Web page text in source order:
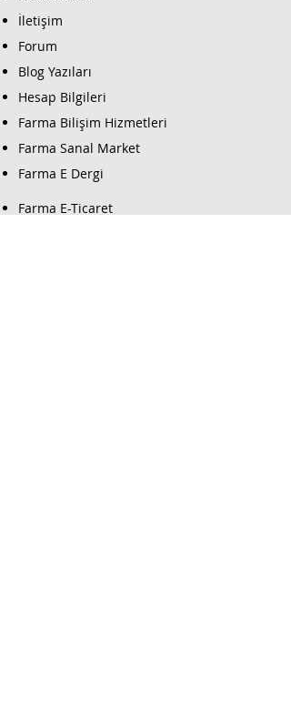
İletişim
Forum
Blog Yazıları
Hesap Bilgileri
Farma Bilişim Hizmetleri
Farma Sanal Market
Farma E Dergi
Farma E-Ticaret